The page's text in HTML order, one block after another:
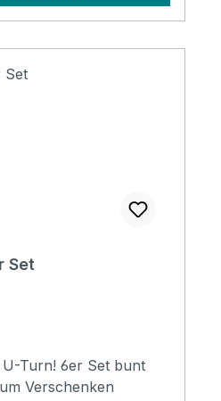
Set
Set bunt
zum Verschenken